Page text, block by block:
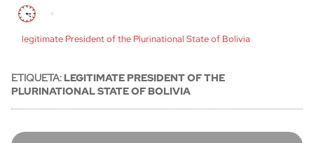
legitimate President of the Plurinational State of Bolivia
ETIQUETA:LEGITIMATE PRESIDENT OF THE
PLURINATIONAL STATE OF BOLIVIA